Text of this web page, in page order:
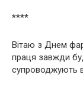
****
Вітаю з Днем
праця завжди
супроводжують